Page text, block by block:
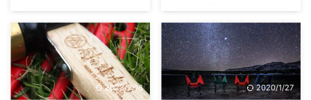
コールマンのINDIGO
LABEL（インディゴ レーベ
ル）って知ってますか？ コール
マンとアウトドアブランドの『モ
ンロ』が手を組み立ち上げたレー
ベルです。 モンロはおしゃれで
「私、あのしろくまのテントが欲
しいな、おしゃれで、かわいいし
♪」 「いやいや、あれは。。。高
いよ。。。」 キャンプを始めた
ばかりで、まだ右も左もわからな
いのに、なかなか高いテントを購
2023/2/18 2020/1/27